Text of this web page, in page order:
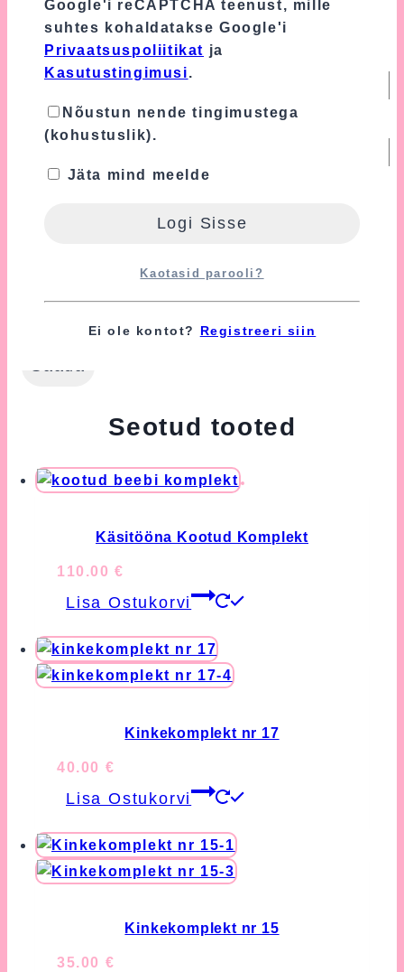
Nimi*
E-post
reCAPTCHA teenust, mille suhtes
Nõustun nende tingimustega
Seotud tooted
Käsitööna Kootud Komplekt
110.00€
Lisa Ostukorvi
Kinkekomplekt nr 17
40.00 €
Lisa Ostukorvi
Kinkekomplekt nr 15
35.00 €
Google'i reCAPTCHA teenust, mille
suhtes kohaldatakse Google'i
Privaatsuspoliitikat ja
Kasutustingimusi.
Nõustun nende tingimustega
(kohustuslik).
Jäta mind meelde
Kaotasid parooli?
Ei ole kontot? Registreeri siin